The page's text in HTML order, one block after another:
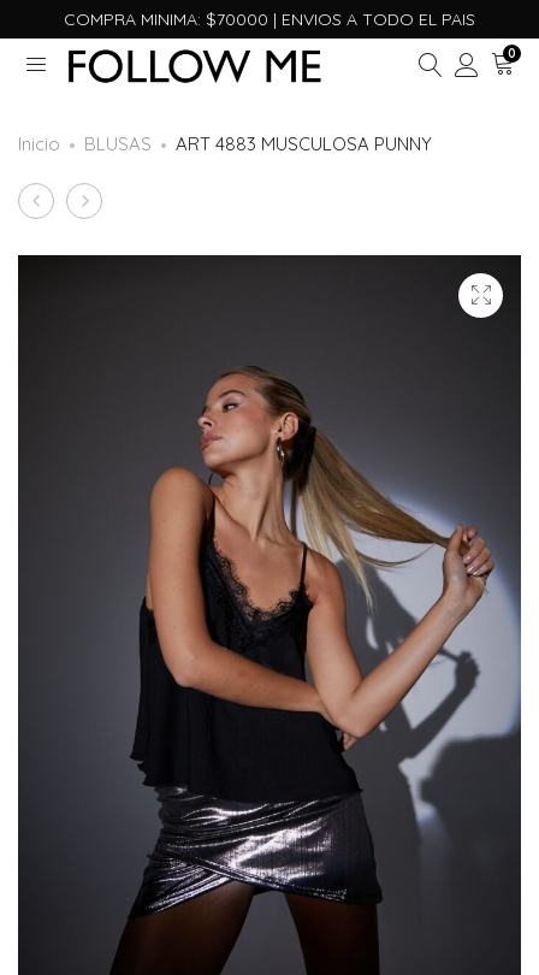
COMPRA MINIMA: $70000 | ENVIOS A TODO EL PAIS
0
Inicio BLUSAS ART 4883 MUSCULOSA PUNNY
Product
ARTART